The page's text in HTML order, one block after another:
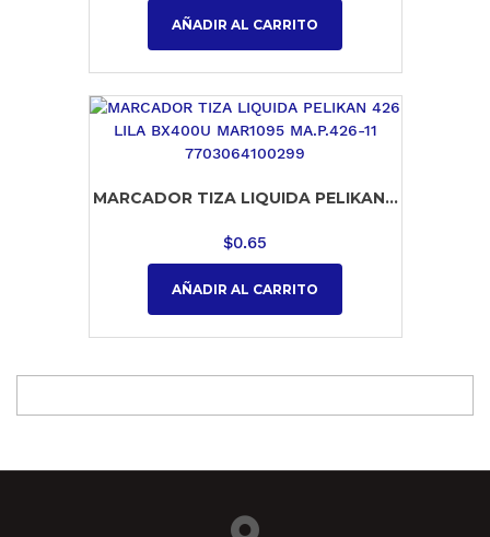
AÑADIR AL CARRITO
MARCADOR TIZA LIQUIDA PELIKAN...
$0.65
AÑADIR AL CARRITO